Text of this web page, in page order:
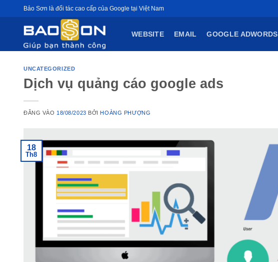
qua
Bảo Sơn là đối tác cao cấp của Google tại Việt Nam
WEBSITE EMAIL GOOGLE ADWORDS
UNCATEGORIZED
Dịch vụ quảng cáo google ads
ĐĂNG VÀO 18/08/2023 BỞIHOÀNG PHƯỢNG
18
Th8